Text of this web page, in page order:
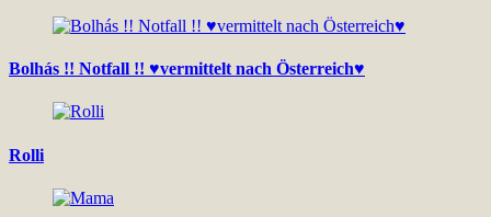
Bolhás !! Notfall !! ♥vermittelt nach Österreich♥
Rolli